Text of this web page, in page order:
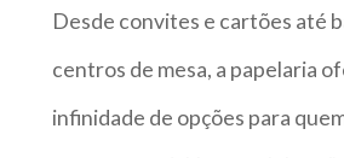
Desde convites e cartões até
centros de mesa, a papelaria
infinidade de opções para